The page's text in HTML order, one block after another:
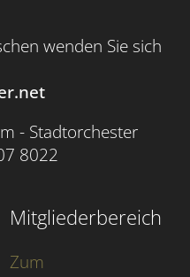
wenden Sie sich
- Stadtorchester
8022
Mitgliederbereich
Zum